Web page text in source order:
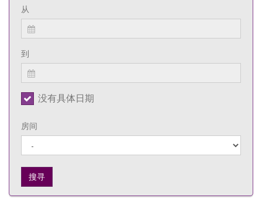
从
到
没有具体日期
房间
搜寻